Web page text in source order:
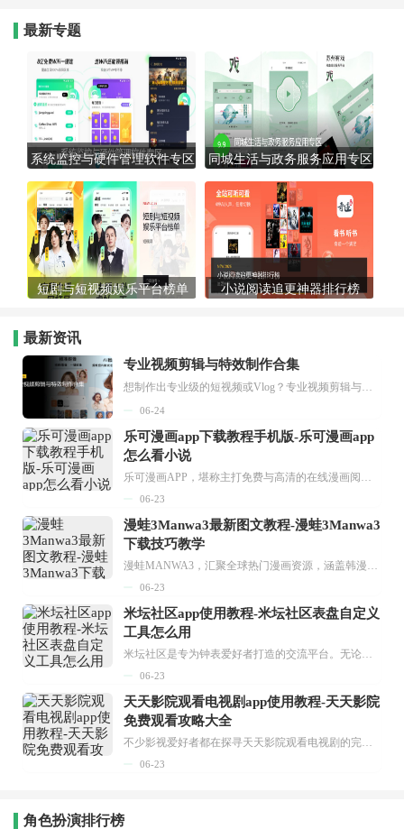
最新专题
系统监控与硬件管理软件专区 同城生活与政务服务应用专区
短剧与短视频娱乐平台榜单 小说阅读追更神器排行榜
最新资讯
专业视频剪辑与特效制作合集
想制作出专业级的短视频或Vlog？专业视频剪辑与特效制作大全专题为你提供了从剪辑、抠像到特效包装的全套解决方案。无论是添加炫酷的片头、进行精准的视频抠图，还是制...
06-24
乐可漫画app下载教程手机版-乐可漫画app
怎么看小说
乐可漫画APP，堪称主打免费与高清的在线漫画阅读神器。其官方版提供海量完整版漫画资源，无论是国内漫画，还是日漫、韩漫、台漫、美漫等国外漫画，应有尽有，随时供你阅读。只需轻点一下，便能直接进入阅读界面。不仅如此，乐可漫画最新版本更新速度极快，在这里，你总能抢先看到全网一手漫画章节内容！...
06-23
漫蛙3Manwa3最新图文教程-漫蛙3Manwa3
下载技巧教学
漫蛙MANWA3，汇聚全球热门漫画资源，涵盖韩漫、欧美漫画、国漫等多种类型，题材丰富多样，全方位满足用户阅读喜好。它不仅是阅读平台，更是创作平台，为广大用户打造零门槛创作环境。...
06-23
米坛社区app使用教程-米坛社区表盘自定义
工具怎么用
米坛社区是专为钟表爱好者打造的交流平台。无论你是初涉钟表领域的普通爱好者，还是拥有多年收藏经验的资深玩家，都能在此找到属于自己的天地。 无需注册，就能轻松参与其中。通过专业的讨论论坛与丰富的交互功能，你可与世界各地的钟表爱好者畅快交流。若你钟情于钟表，米坛社区无疑是值得一试的理想之选。在这里，你能获取最新的手表资讯，交流见解，提升鉴赏品味，让每一块手表都成为收藏故事中重要的一部分。感兴趣的朋友，不要错过下载机会。...
06-23
天天影院观看电视剧app使用教程-天天影院
免费观看攻略大全
不少影视爱好者都在探寻天天影院观看电视剧的完整方法，结合最新平台使用规则，本篇新手入门攻略全面讲解观看渠道、检索流程、播放设置以及画面模式调整等实用内容。全文适配手机、电脑等主流设备，步骤简洁易懂，无论是初次使用的新手，还是想要优化观影体验的用户，都能参照内容快速上手，熟练掌握平台各项操作技巧，轻松畅享影视内容。...
06-23
角色扮演排行榜